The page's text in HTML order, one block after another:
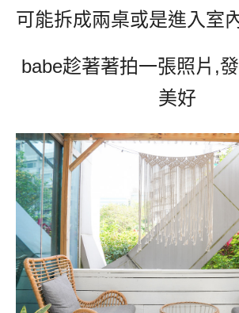
可能拆成兩桌或是進入室
babe趁著著拍一張照片,
美好